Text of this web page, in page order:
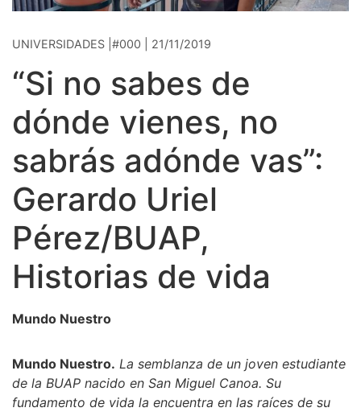
UNIVERSIDADES |#000 | 21/11/2019
“Si no sabes de
dónde vienes, no
sabrás adónde vas”:
Gerardo Uriel
Pérez/BUAP,
Historias de vida
Mundo Nuestro
Mundo Nuestro. La semblanza de un joven estudiante
de la BUAP nacido en San Miguel Canoa. Su
fundamento de vida la encuentra en las raíces de su